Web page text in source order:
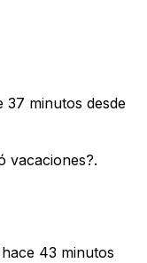
37 minutos desde
vacaciones?.
hace 43 minutos